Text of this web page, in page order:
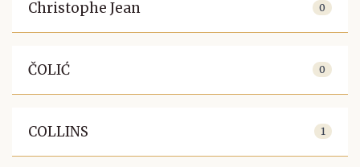
Christophe Jean 0
ČOLIĆ 0
COLLINS 1